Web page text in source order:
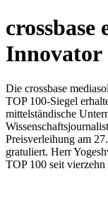
crossbase
Innovator
Die crossbase
TOP 100-Siegel
mittelständische
Preisverleihung am
gratuliert. Herr
TOP 100 seit vierzehn